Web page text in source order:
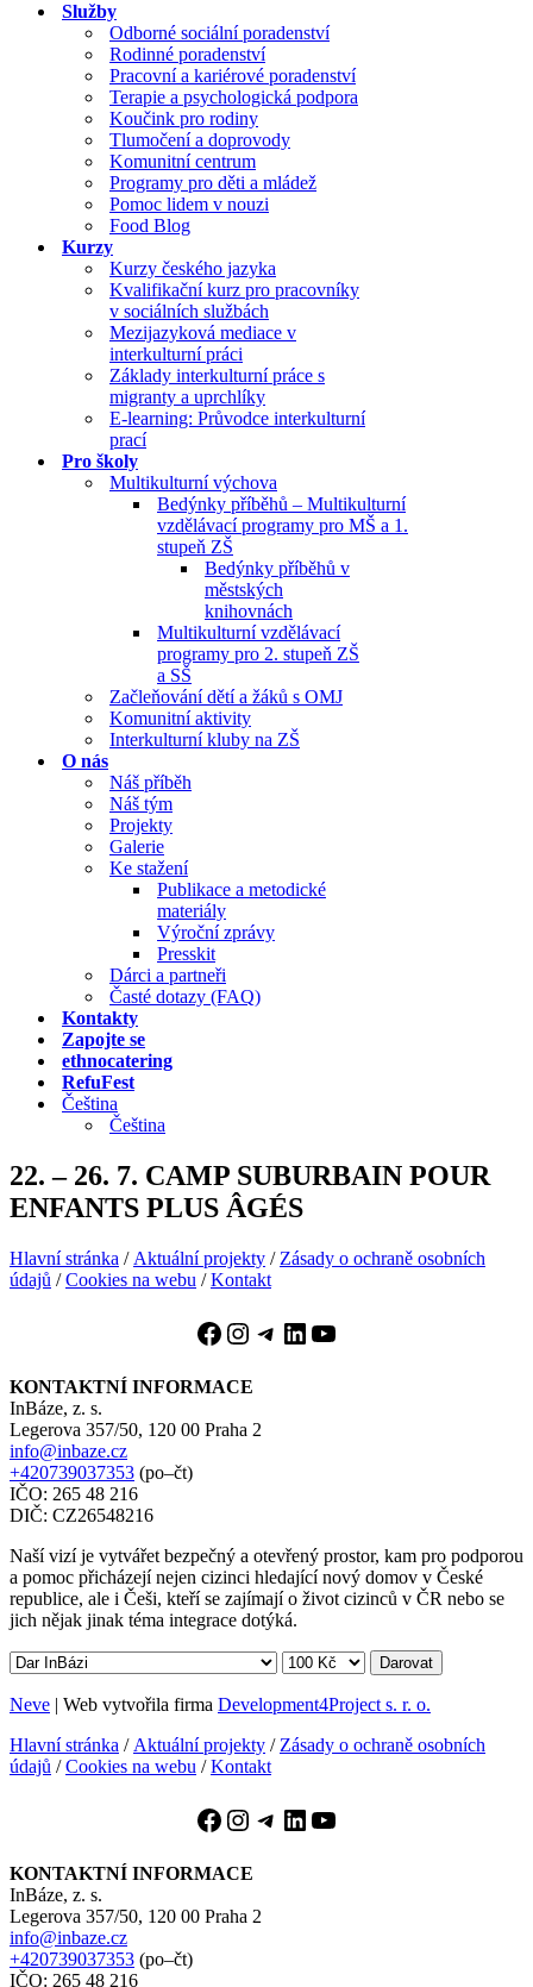
Služby
Odborné sociální poradenství
Rodinné poradenství
Pracovní a kariérové poradenství
Terapie a psychologická podpora
Koučink pro rodiny
Tlumočení a doprovody
Komunitní centrum
Programy pro děti a mládež
Pomoc lidem v nouzi
Food Blog
Kurzy
Kurzy českého jazyka
Kvalifikační kurz pro pracovníky
v sociálních službách
Mezijazyková mediace v
interkulturní práci
Základy interkulturní práce s
migranty a uprchlíky
E-learning: Průvodce interkulturní
prací
Pro školy
Multikulturní výchova
Bedýnky příběhů – Multikulturní
vzdělávací programy pro MŠ a 1.
stupeň ZŠ
Bedýnky příběhů v
městských
knihovnách
Multikulturní vzdělávací
programy pro 2. stupeň ZŠ
a SŠ
Začleňování dětí a žáků s OMJ
Komunitní aktivity
Interkulturní kluby na ZŠ
O nás
Náš příběh
Náš tým
Projekty
Galerie
Ke stažení
Publikace a metodické
materiály
Výroční zprávy
Presskit
Dárci a partneři
Časté dotazy (FAQ)
Kontakty
Zapojte se
ethnocatering
RefuFest
Čeština
Čeština
22. – 26. 7. CAMP SUBURBAIN POUR
ENFANTS PLUS ÂGÉS
Hlavní stránka / Aktuální projekty / Zásady o ochraně osobních
údajů /Cookies na webu /Kontakt
Facebook
Instagram
Telegram
LinkedIn
YouTube
KONTAKTNÍ INFORMACE
InBáze, z. s.
Legerova 357/50, 120 00 Praha 2
info@inbaze.cz
+420739037353 (po–čt)
IČO: 265 48 216
DIČ: CZ26548216
Naší vizí je vytvářet bezpečný a otevřený prostor, kam pro podporou
a pomoc přicházejí nejen cizinci hledající nový domov v České
republice, ale i Češi, kteří se zajímají o život cizinců v ČR nebo se
jich nějak jinak téma integrace dotýká.
Darovat
Neve | Web vytvořila firma Development4Project s. r. o.
Hlavní stránka / Aktuální projekty / Zásady o ochraně osobních
údajů /Cookies na webu /Kontakt
Facebook
Instagram
Telegram
LinkedIn
YouTube
KONTAKTNÍ INFORMACE
InBáze, z. s.
Legerova 357/50, 120 00 Praha 2
info@inbaze.cz
+420739037353 (po–čt)
IČO: 265 48 216